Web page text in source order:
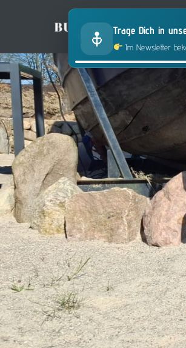
HOME
Trage Dich in
Im Newsletter